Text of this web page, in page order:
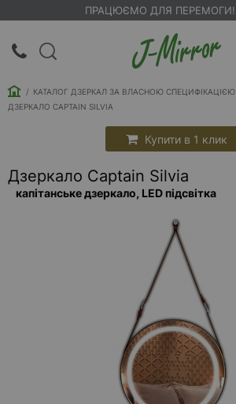
ПРАЦЮЄМО ДЛЯ ПЕРЕМОГИ!
КАТАЛОГ ДЗЕРКАЛ ЗА ВЛАСНОЮ СПЕЦИФІКАЦІЄЮ
ДЗЕРКАЛО CAPTAIN SILVIA
Купити в 1 клик
Дзеркало Captain Silvia
капітанське дзеркало, LED підсвітка